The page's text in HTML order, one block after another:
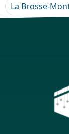
La Brosse-